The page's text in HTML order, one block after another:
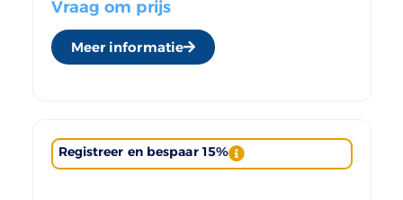
Vraag om prijs
Meer informatie
Registreer en bespaar 15%